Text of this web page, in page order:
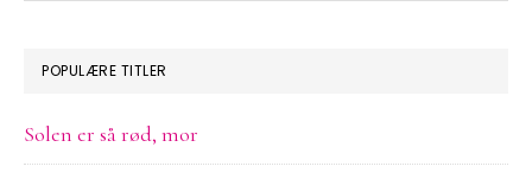
POPULÆRE TITLER
Solen er så rød, mor